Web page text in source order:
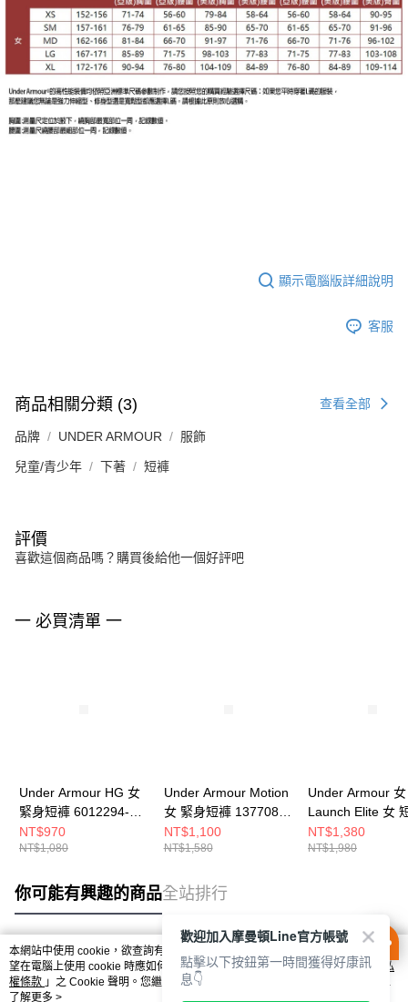
顯示電腦版詳細說明
客服
商品相關分類 (3) 查看全部
品牌 UNDER ARMOUR 服飾
兒童/青少年 下著 短褲
評價
喜歡這個商品嗎？購買後給他一個好評吧
一 必買清單 一
Under Armour HG 女
緊身短褲 6012294-
008
NT$970
NT$1,080
Under Armour Motion
女 緊身短褲 1377088-
001
NT$1,100
NT$1,580
Under Armour 女
Launch Elite 女
衣 1389564-100
NT$1,380
NT$1,980
你可能有興趣的商品全站排行
熱門標籤
本網站中使用 cookie，欲查詢有關本網站使用 cookie 方式之詳情，及若您不希
望在電腦上使用 cookie 時應如何變更電腦的 cookie 設定，請參閱本網站「
隱私
權條款 」之 Cookie 聲明。您繼續使用本網站即表示您同意本公司得按本網站使
用條款之 Cookie 聲明使用 cookie。
了解更多 >
歡迎加入摩曼頓Line官方帳號
點擊以下按鈕第一時間獲得好康訊
息👇